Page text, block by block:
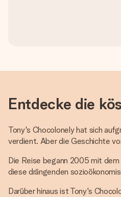
Entdecke die
Tony's Chocolonely hat sich
verdient. Aber die Geschichte
Die Reise begann 2005 mit
diese drängenden
Darüber hinaus ist Tony's